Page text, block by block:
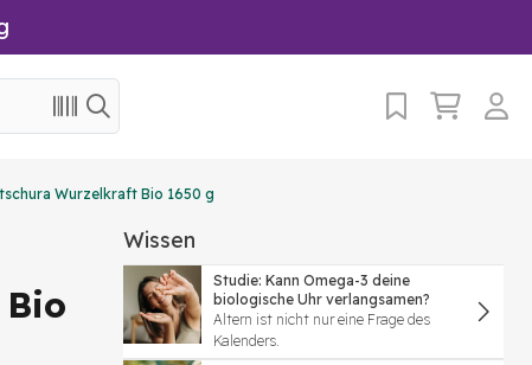
Wurzelkraft Bio 1650 g
Wissen
Studie: Kann Omega-3 deine
biologische Uhr verlangsamen?
Altern ist nicht nur eine Frage des
Kalenders.